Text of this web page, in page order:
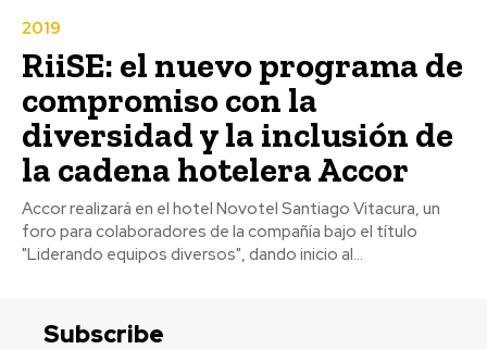
2019
RiiSE: el nuevo programa de
compromiso con la
diversidad y la inclusión de
la cadena hotelera Accor
Accor realizará en el hotel Novotel Santiago Vitacura, un
foro para colaboradores de la compañía bajo el título
"Liderando equipos diversos", dando inicio al...
Subscribe